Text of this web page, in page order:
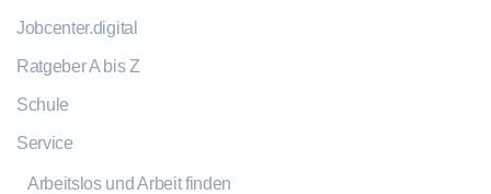
Jobcenter.digital
Ratgeber A bis Z
Schule
Service
Arbeitslos und Arbeit finden